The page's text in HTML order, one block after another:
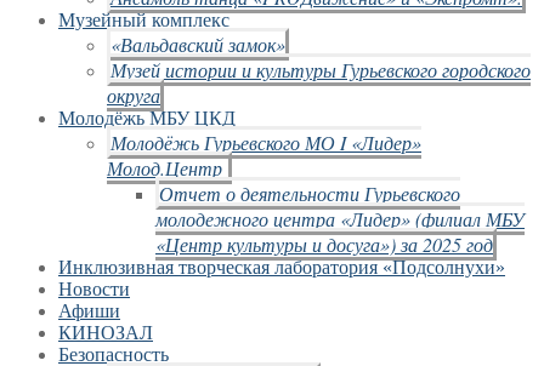
Музейный комплекс
«Вальдавский замок»
Музей истории и культуры Гурьевского городского
округа
Молодёжь МБУ ЦКД
Молодёжь Гурьевского МО I «Лидер»
Молод.Центр
Отчет о деятельности Гурьевского
молодежного центра «Лидер» (филиал МБУ
«Центр культуры и досуга») за 2025 год
Инклюзивная творческая лаборатория «Подсолнухи»
Новости
Афиши
КИНОЗАЛ
Безопасность